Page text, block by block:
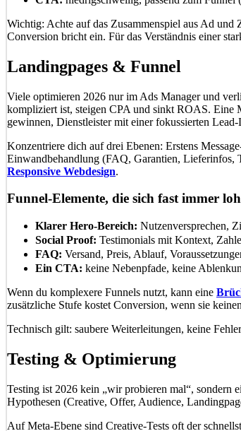
Wichtig: Achte auf das Zusammenspiel aus Ad und
Conversion bricht ein. Für das Verständnis einer
Landingpages & Funnel
Viele optimieren 2026 nur im Ads Manager und
kompliziert ist, steigen CPA und sinkt ROAS. Eine
gewinnen, Dienstleister mit einer fokussierten
Konzentriere dich auf drei Ebenen: Erstens
Einwandbehandlung (FAQ, Garantien, Lieferinfos,
Responsive Webdesign.
Funnel-Elemente, die sich fast immer
Klarer Hero-Bereich: Nutzenversprechen,
Social Proof: Testimonials mit Kontext,
FAQ: Versand, Preis, Ablauf,
Ein CTA: keine Nebenpfade, keine
Wenn du komplexere Funnels nutzt, kann eine
zusätzliche Stufe kostet Conversion, wenn sie
Technisch gilt: saubere Weiterleitungen, keine
Testing & Optimierung
Testing ist 2026 kein „wir probieren mal“, sondern
Hypothesen (Creative, Offer, Audience,
Auf Meta-Ebene sind Creative-Tests oft der